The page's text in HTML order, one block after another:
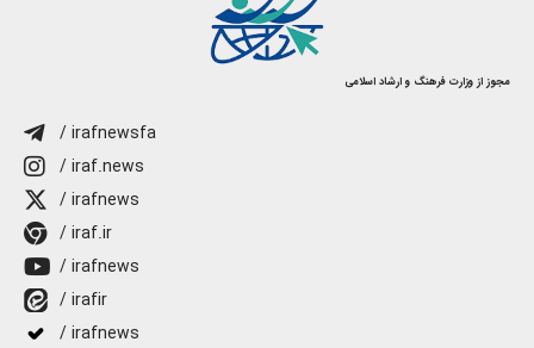
مجوز از وزارت فرهنگ و ارشاد اسلامی
/ irafnewsfa
/ iraf.news
/ irafnews
/ iraf.ir
/ irafnews
/ irafir
/ irafnews